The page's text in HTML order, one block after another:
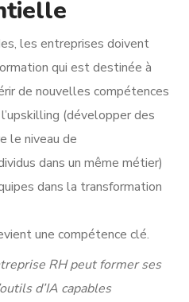
les entreprises doivent
qui est destinée à
de nouvelles compétences
(développer des
le niveau de
dans un même métier)
dans la transformation
une compétence clé.
RH peut former ses
d’IA capables